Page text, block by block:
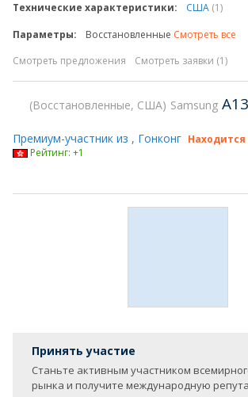
Технические характеристики:
США (1)
Параметры:
Восстановленные Смотреть все
Смотреть предложения
Смотреть заявки (1)
Восстановленные, США Samsung
Премиум-участник из , Гонконг Находится
Рейтинг: +1
Принять участие
Станьте активным участником
рынка и получите международную